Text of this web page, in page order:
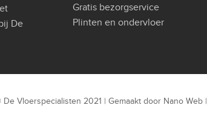
De
Gratis bezorgservice
Plinten en ondervloer
De Vloerspecialisten 2021 | Gemaakt door Nano Web|